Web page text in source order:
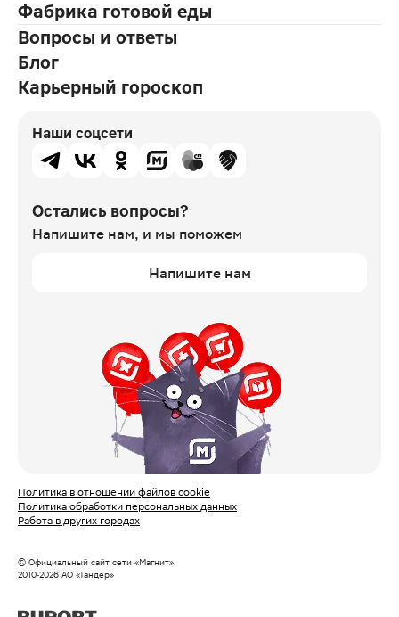
Фабрика готовой еды
Вопросы и ответы
Блог
Карьерный гороскоп
Наши соцсети
Остались вопросы?
Напишите нам, и мы поможем
Напишите нам
Политика в отношении файлов cookie
Политика обработки персональных данных
Работа в других городах
© Официальный сайт сети «Магнит».
2010‑2026 АО «Тандер»